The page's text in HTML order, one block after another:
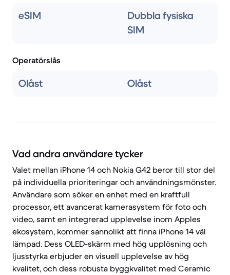
eSIM
Dubbla fysiska
SIM
Operatörslås
Olåst Olåst
Vad andra användare tycker
Valet mellan iPhone 14 och Nokia G42 beror till stor del
på individuella prioriteringar och användningsmönster.
Användare som söker en enhet med en kraftfull
processor, ett avancerat kamerasystem för foto och
video, samt en integrerad upplevelse inom Apples
ekosystem, kommer sannolikt att finna iPhone 14 väl
lämpad. Dess OLED-skärm med hög upplösning och
ljusstyrka erbjuder en visuell upplevelse av hög
kvalitet, och dess robusta byggkvalitet med Ceramic